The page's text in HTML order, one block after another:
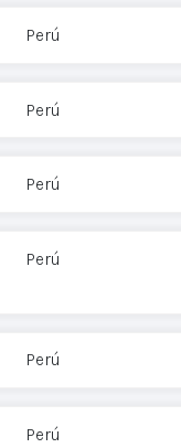
Perú
Perú
Perú
Perú
Perú
Perú